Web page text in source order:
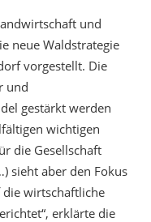
und
neue Waldstrategie
vorgestellt. Die
und
gestärkt werden
wichtigen
die Gesellschaft
sieht aber den Fokus
wirtschaftliche
erklärte die